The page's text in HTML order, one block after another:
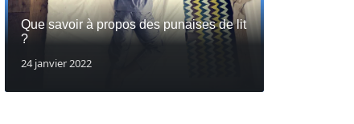
Que savoir à propos des punaises de lit
?
24 janvier 2022